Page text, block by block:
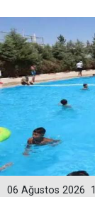
06 Ağustos 2026